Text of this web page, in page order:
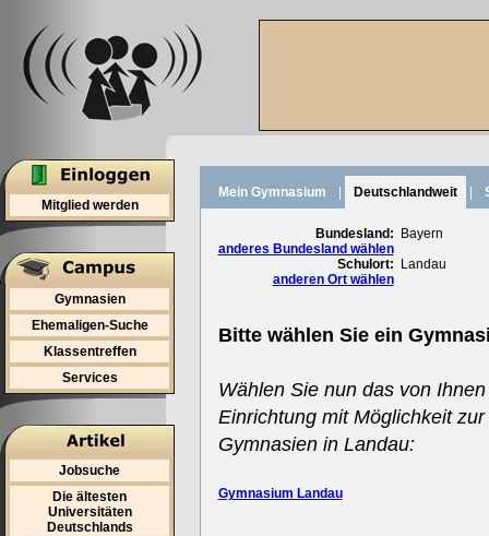
Mitglied werden
Gymnasien
Ehemaligen-Suche
Klassentreffen
Services
Jobsuche
Die ältesten
Universitäten
Deutschlands
Mein Gymnasium Deutschlandweit
Bundesland:
anderes Bundesland wählen
Bayern
Schulort:
anderen Ort wählen
Landau
Bitte wählen Sie ein
Wählen Sie nun das von
Einrichtung mit Möglichkeit
Gymnasien in Landau:
Gymnasium Landau